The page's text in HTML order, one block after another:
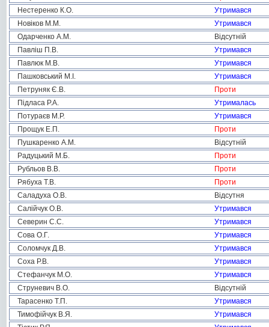
Нестеренко К.О.
Утримався
Новіков М.М.
Утримався
Одарченко А.М.
Відсутній
Павліш П.В.
Утримався
Павлюк М.В.
Утримався
Пашковський М.І.
Утримався
Петруняк Є.В.
Проти
Підласа Р.А.
Утрималась
Потураєв М.Р.
Утримався
Прощук Е.П.
Проти
Пушкаренко А.М.
Відсутній
Радуцький М.Б.
Проти
Рубльов В.В.
Проти
Рябуха Т.В.
Проти
Саладуха О.В.
Відсутня
Салійчук О.В.
Утримався
Северин С.С.
Утримався
Сова О.Г.
Утримався
Соломчук Д.В.
Утримався
Соха Р.В.
Утримався
Стефанчук М.О.
Утримався
Струневич В.О.
Відсутній
Тарасенко Т.П.
Утримався
Тимофійчук В.Я.
Утримався